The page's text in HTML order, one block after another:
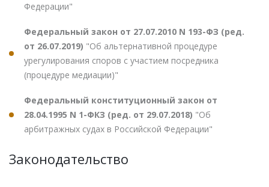
Федерации"
Федеральный закон от 27.07.2010 N 193-ФЗ (ред.
от 26.07.2019) "Об альтернативной процедуре
урегулирования споров с участием посредника
(процедуре медиации)"
Федеральный конституционный закон от
28.04.1995 N 1-ФКЗ (ред. от 29.07.2018) "Об
арбитражных судах в Российской Федерации"
Законодательство